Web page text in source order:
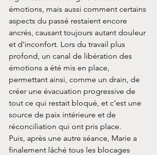
émotions, mais aussi comment certains
aspects du passé restaient encore
ancrés, causant toujours autant douleur
et d'inconfort. Lors du travail plus
profond, un canal de libération des
émotions a été mis en place,
permettant ainsi, comme un drain, de
créer une évacuation progressive de
tout ce qui restait bloqué, et c'est une
source de paix intérieure et de
réconciliation qui ont pris place.
Puis, après une autre séance, Marie a
finalement lâché tous les blocages